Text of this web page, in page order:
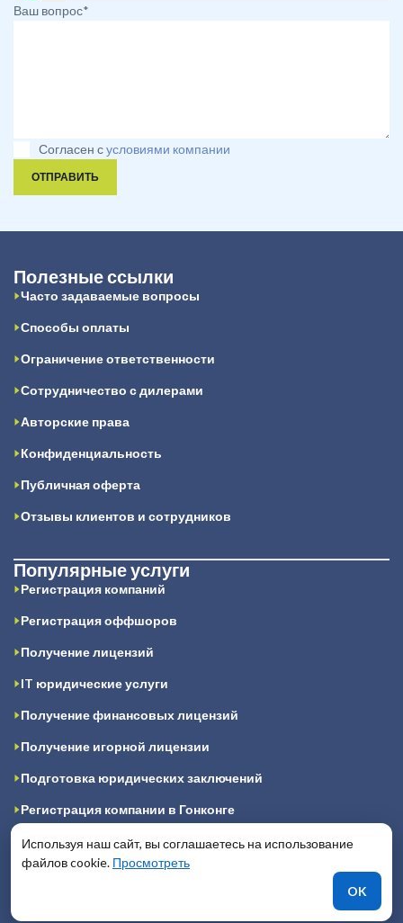
Ваш вопрос*
Согласен сусловиями компании
ОТПРАВИТЬ
Полезные ссылки
Часто задаваемые вопросы
Способы оплаты
Ограничение ответственности
Сотрудничество с дилерами
Авторские права
Конфиденциальность
Публичная оферта
Отзывы клиентов и сотрудников
Популярные услуги
Регистрация компаний
Регистрация оффшоров
Получение лицензий
IT юридические услуги
Получение финансовых лицензий
Получение игорной лицензии
Подготовка юридических заключений
Регистрация компании в Гонконге
Регистрация компании на Кипре
Регистрация компании в Великобритании
Используя наш сайт, вы соглашаетесь на использование
файлов cookie. Просмотреть
OK